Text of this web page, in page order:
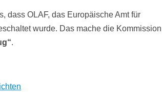
dass OLAF, das Europäische Amt für
wurde. Das mache die Kommission
.